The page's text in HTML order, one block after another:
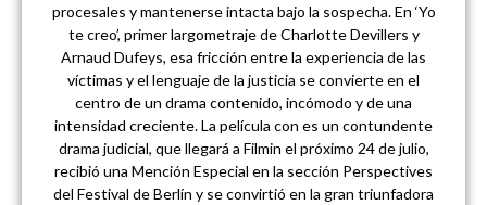
procesales y mantenerse intacta bajo la sospecha. En ‘Yo
te creo’, primer largometraje de Charlotte Devillers y
Arnaud Dufeys, esa fricción entre la experiencia de las
víctimas y el lenguaje de la justicia se convierte en el
centro de un drama contenido, incómodo y de una
intensidad creciente. La película con es un contundente
drama judicial, que llegará a Filmin el próximo 24 de julio,
recibió una Mención Especial en la sección Perspectives
del Festival de Berlín y se convirtió en la gran triunfadora